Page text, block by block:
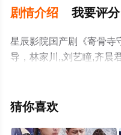
剧情介绍 我要评分
星辰影院国产剧《寄骨寺
导，林家川,,刘艺瞳,齐晨
中国大陆电视剧，大结局
网，更多相关信息可移步
猜你喜欢